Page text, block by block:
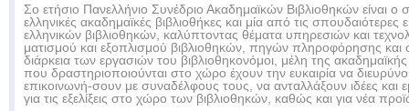
Σο ετήσιο Πανελλήνιο Συνέδριο Ακαδημαϊκών Βιβλιοθηκών είναι ο
ελληνικές ακαδημαϊκές βιβλιοθήκες και μία από τις
ελληνικών βιβλιοθηκών, καλύπτοντας θέματα υπηρεσιών και
ματισμού και εξοπλισμού βιβλιοθηκών, πηγών πληροφόρησης
διάρκεια των εργασιών του βιβλιοθηκονόμοι, μέλη της
που δραστηριοποιούνται στο χώρο έχουν την ευκαιρία να
επικοινωνή-σουν με συναδέλφους τους, να ανταλλάξουν ιδέες και
για τις εξελίξεις στο χώρο των βιβλιοθηκών, καθώς και για νέα